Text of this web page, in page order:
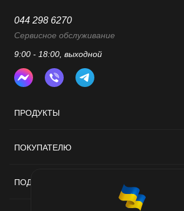
ПРОДУКТЫ
ПОКУПАТЕЛЮ
ПОДДЕРЖКА
044 298 6270
Сервисное обслуживание
9:00 - 18:00, выходной